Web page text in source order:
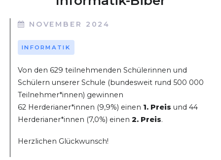
NOVEMBER 2024
INFORMATIK
Von den 629 teilnehmenden Schülerinnen und
Schülern unserer Schule (bundesweit rund 500 000
Teilnehmer*innen) gewinnen
62 Herderianer*innen (9,9%) einen 1. Preis und 44
Herderianer*innen (7,0%) einen 2. Preis.
Herzlichen Glückwunsch!